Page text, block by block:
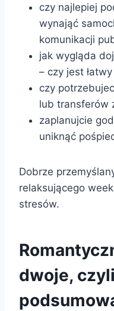
czy najlepiej
wynająć
komunikacji
jak wygląda
– czy jest
czy
lub transferów
zaplanujcie
uniknąć
Dobrze
relaksującego
stresów.
dwoje,